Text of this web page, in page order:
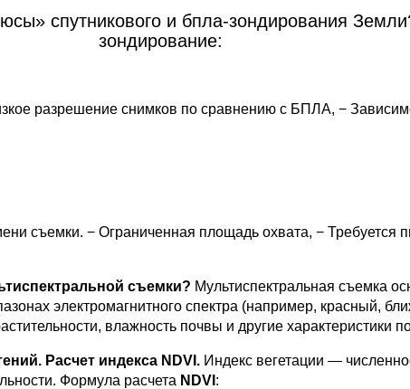
спутникового и бпла-зондирования
зондирование:
разрешение снимков по сравнению с БПЛА, −
съемки. − Ограниченная площадь охвата, − Требуется
съемки? Мультиспектральная съемка
электромагнитного спектра (например, красный,
влажность почвы и другие характеристики
Расчет индекса NDVI. Индекс вегетации —
Формула расчета NDVI :